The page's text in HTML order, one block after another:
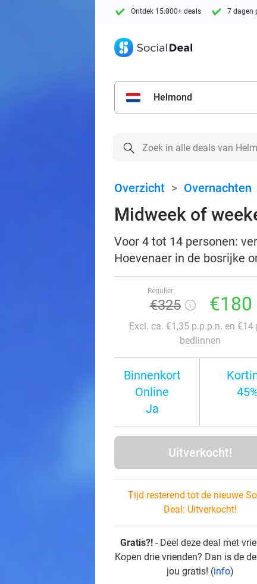
Ontdek 15.000+ deals 7 dagen
Helmond
Overzicht > Overnachten
Midweek of
Voor 4 tot 14 personen:
Hoevenaer in de bosrijke
Regulier
€325 €180
Excl. ca. €1,35 p.p.p.n. en €14
bedlinnen
Binnenkort
Online
Ja
Uitverkocht!
Tijd resterend tot de nieuwe
Deal: Uitverkocht!
Gratis?! - Deel deze deal met
Kopen drie vrienden? Dan is de
jou gratis! (info)